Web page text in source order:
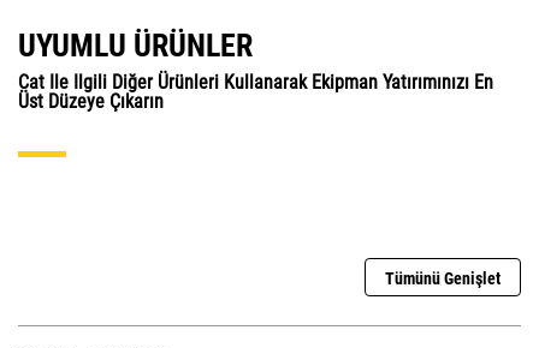
UYUMLU ÜRÜNLER
Cat Ile Ilgili Diğer Ürünleri Kullanarak Ekipman Yatırımınızı En
Üst Düzeye Çıkarın
Tümünü Genişlet